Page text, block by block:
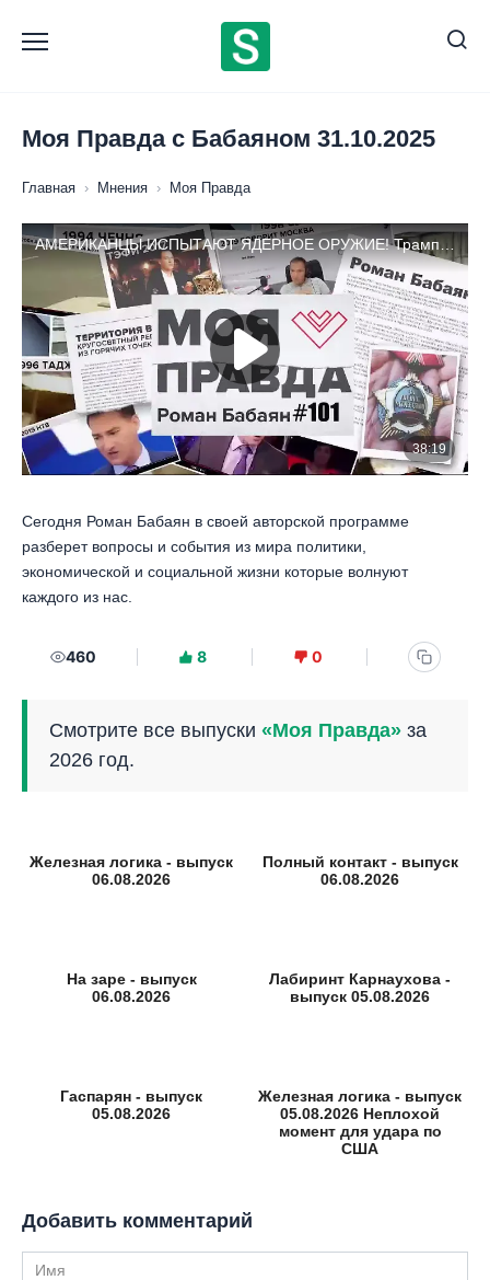
содержанию
Моя Правда с Бабаяном 31.10.2025
Главная › Мнения › Моя Правда
Сегодня Роман Бабаян в своей авторской программе
разберет вопросы и события из мира политики,
экономической и социальной жизни которые волнуют
каждого из нас.
460 8 0
Смотрите все выпуски «Моя Правда» за
2026 год.
Железная логика - выпуск
06.08.2026
Полный контакт - выпуск
06.08.2026
На заре - выпуск
06.08.2026
Лабиринт Карнаухова -
выпуск 05.08.2026
Гаспарян - выпуск
05.08.2026
Железная логика - выпуск
05.08.2026 Неплохой
момент для удара по
США
Добавить комментарий
Имя